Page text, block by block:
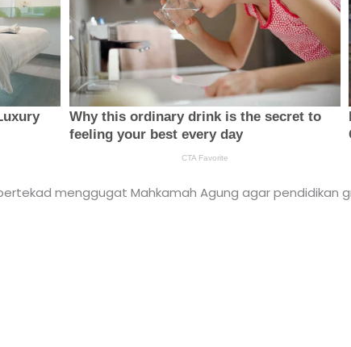
menggugat Mahkamah Agung agar pendidikan